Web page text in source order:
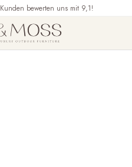
Kunden bewerten uns mit 9,1!